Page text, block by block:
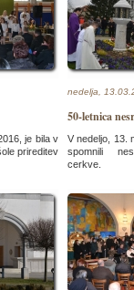
je bila v
prireditev
nedelja,
50-letnica
V nedeljo, 13.
spomnili
cerkve.